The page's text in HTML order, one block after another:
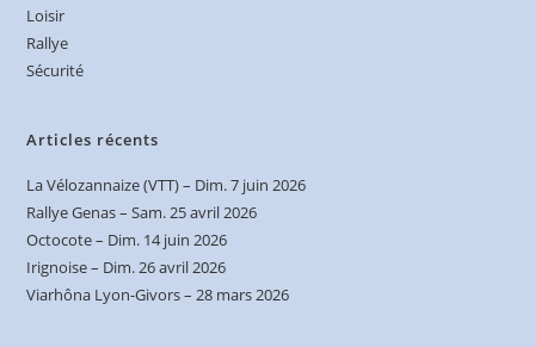
Loisir
Rallye
Sécurité
Articles récents
La Vélozannaize (VTT) – Dim. 7 juin 2026
Rallye Genas – Sam. 25 avril 2026
Octocote – Dim. 14 juin 2026
Irignoise – Dim. 26 avril 2026
Viarhôna Lyon-Givors – 28 mars 2026